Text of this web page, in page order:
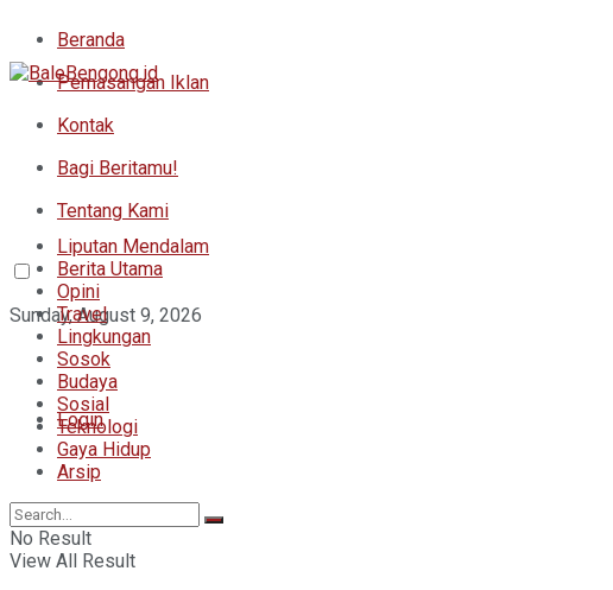
Beranda
Pemasangan Iklan
Kontak
Bagi Beritamu!
Tentang Kami
Sunday, August 9, 2026
Login
Liputan Mendalam
Berita Utama
Opini
Travel
Lingkungan
Sosok
Budaya
Sosial
Teknologi
Gaya Hidup
Arsip
No Result
View All Result